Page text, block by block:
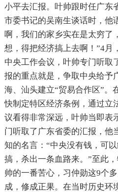
小平去汇报。叶帅跟时任广东
市委书记的吴南生谈话时，他
啊，我们的家乡实在是太穷了
想，得把经济搞上去啊！”4月
中央工作会议，叶帅专门听取
报的重点就是，争取中央给予
海、汕头建立“贸易合作区”。
快制定特区经济条例，通过立
议看得非常深远，叶帅当即表
门听取了广东省委的汇报，他
知的名言： “中央没有钱，可
搞，杀出一条血路来。”至此
帅的一番苦心，习仲勋这9个
成，修成正果。在当时历史环